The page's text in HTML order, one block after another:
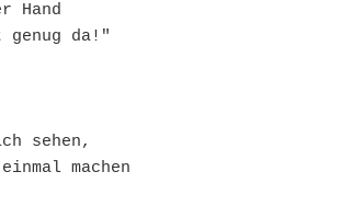
Hand
da!"
sehen,
machen